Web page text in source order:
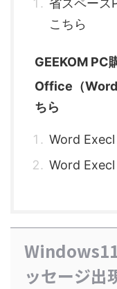
省スペース
こちら
GEEKOM PC
Office（Word
ちら
Word
Word
ッセージ出